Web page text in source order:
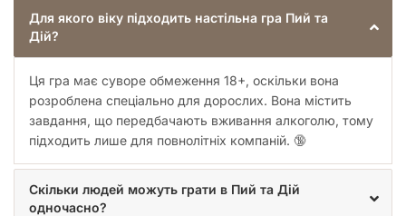
Для якого віку підходить настільна гра Пий та
Дій?
Ця гра має суворе обмеження 18+, оскільки вона
розроблена спеціально для дорослих. Вона містить
завдання, що передбачають вживання алкоголю, тому
підходить лише для повнолітніх компаній. 🔞
Скільки людей можуть грати в Пий та Дій
одночасно?